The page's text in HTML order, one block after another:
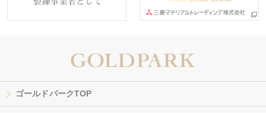
ゴールドパークTOP